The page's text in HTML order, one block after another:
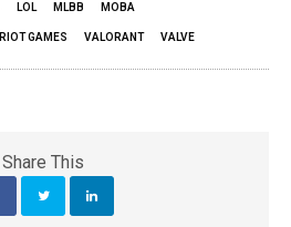
LOL MLBB MOBA
RIOT GAMES VALORANT VALVE
Share This